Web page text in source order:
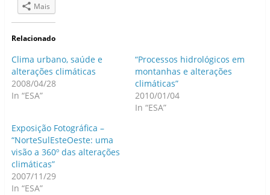
Mais
Relacionado
Clima urbano, saúde e
alterações climáticas
2008/04/28
In “ESA”
“Processos hidrológicos em
montanhas e alterações
climáticas”
2010/01/04
In “ESA”
Exposição Fotográfica –
“NorteSulEsteOeste: uma
visão a 360º das alterações
climáticas”
2007/11/29
In “ESA”